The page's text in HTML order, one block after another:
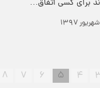
برای کسی اتفاق…
۴ ۵ ۶ ۷ ۸